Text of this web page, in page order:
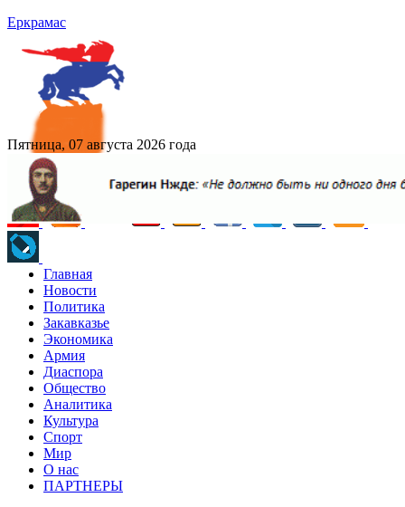
Еркрамас
Пятница, 07 августа 2026 года
Главная
Новости
Политика
Закавказье
Экономика
Армия
Диаспора
Общество
Аналитика
Культура
Спорт
Мир
О нас
ПАРТНЕРЫ